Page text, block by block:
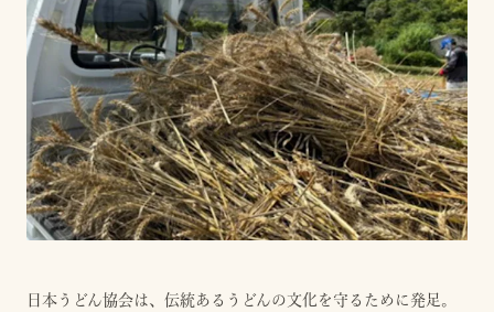
日本うどん協会は、伝統あるうどんの文化を守るために発足。